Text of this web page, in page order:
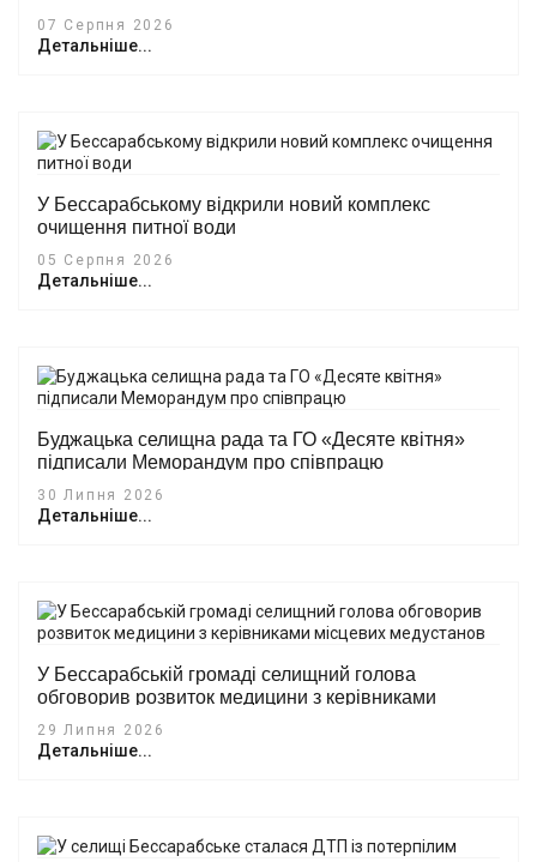
07 Серпня 2026
Детальніше...
У Бессарабському відкрили новий комплекс
очищення питної води
05 Серпня 2026
Детальніше...
Буджацька селищна рада та ГО «Десяте квітня»
підписали Меморандум про співпрацю
30 Липня 2026
Детальніше...
У Бессарабській громаді селищний голова
обговорив розвиток медицини з керівниками
місцевих медустанов
29 Липня 2026
Детальніше...